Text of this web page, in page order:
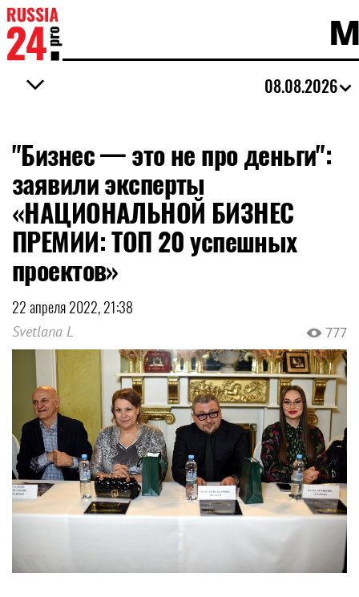
08.08.2026
"Бизнес — это не про деньги":
заявили эксперты
«НАЦИОНАЛЬНОЙ БИЗНЕС
ПРЕМИИ: ТОП 20 успешных
проектов»
22 апреля 2022, 21:38
Svetlana L 777